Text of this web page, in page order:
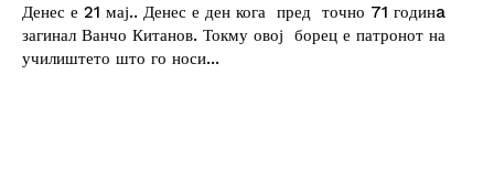
Денес е 21 мај.. Денес е ден кога пред точно 71 годинa
загинал Ванчо Китанов. Токму овој борец е патронот на
училиштето што го носи...